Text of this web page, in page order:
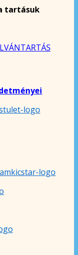
tartásuk